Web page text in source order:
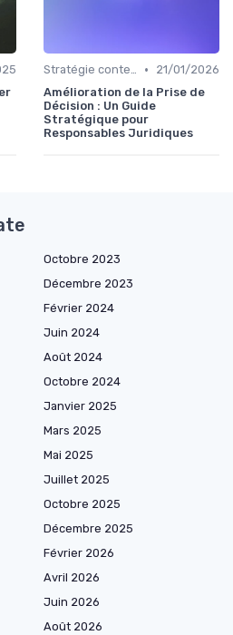
Stratégie contentieuse •
21/01/2026
Amélioration de la Prise de
Décision : Un Guide
Stratégique pour
Responsables Juridiques
Octobre 2023
Décembre 2023
Février 2024
Juin 2024
Août 2024
Octobre 2024
Janvier 2025
Mars 2025
Mai 2025
Juillet 2025
Octobre 2025
Décembre 2025
Février 2026
Avril 2026
Juin 2026
Août 2026